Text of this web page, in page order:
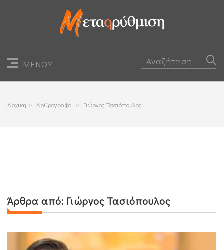
ΜΕΝΟΥ
Αρχικη > Αρθρογραφοι > Γιώργος Τασιόπουλος
Άρθρα από: Γιώργος Τασιόπουλος